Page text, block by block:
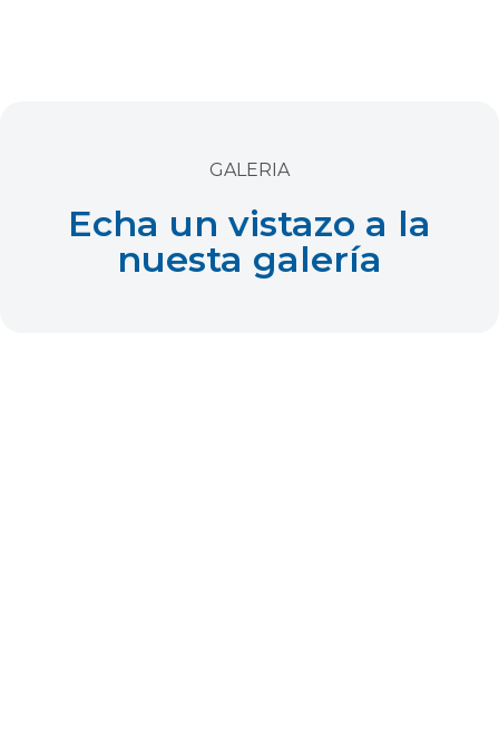
GALERIA
Echa un vistazo a la
nuesta galería